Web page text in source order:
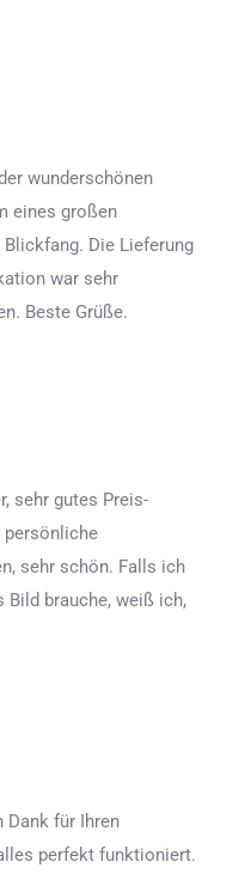
wunderschönen
eines großen
Die Lieferung
war sehr
Beste Grüße.
sehr gutes Preis-
persönliche
sehr schön. Falls ich
Bild brauche, weiß ich,
Dank für Ihren
perfekt funktioniert.